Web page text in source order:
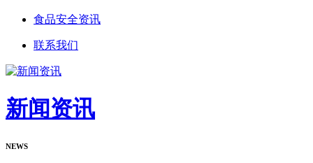
食品安全资讯
联系我们
新闻资讯
NEWS